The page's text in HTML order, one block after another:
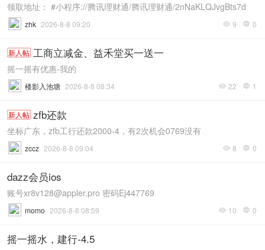
领取地址： #小程序://腾讯理财通/腾讯理财通/2nNaKLQJvgBts7d
 9  0
zhk 2026-8-8 09:20
新人帖 工商立减金、益禾堂买一送一
摇一摇有优惠-我的
 22  1
楼影入池塘 2026-8-8 08:34
新人帖 zfb还款
坐标广东，zfb工行还款2000-4，有2次机会0769没有
 8  0
zccz 2026-8-8 09:04
dazz会员ios
账号xr8v128@appler.pro 密码Ej447769
 10  0
momo 2026-8-8 08:59
摇一摇水，建行-4.5